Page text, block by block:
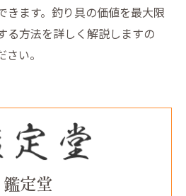
きます。釣り具の価値を最大限
る方法を詳しく解説しますの
い。
鑑定堂